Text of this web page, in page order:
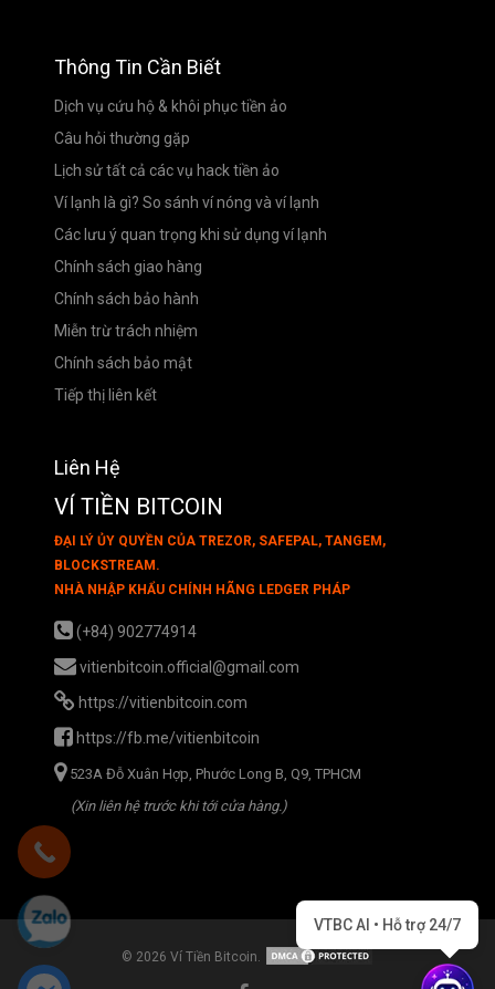
Thông Tin Cần Biết
Dịch vụ cứu hộ & khôi phục tiền ảo
Câu hỏi thường gặp
Lịch sử tất cả các vụ hack tiền ảo
Ví lạnh là gì? So sánh ví nóng và ví lạnh
Các lưu ý quan trọng khi sử dụng ví lạnh
Chính sách giao hàng
Chính sách bảo hành
Miễn trừ trách nhiệm
Chính sách bảo mật
Tiếp thị liên kết
Liên Hệ
VÍ TIỀN BITCOIN
ĐẠI LÝ ỦY QUYỀN CỦA TREZOR, SAFEPAL, TANGEM,
BLOCKSTREAM.
NHÀ NHẬP KHẨU CHÍNH HÃNG LEDGER PHÁP
(+84) 902774914
vitienbitcoin.official@gmail.com
https://vitienbitcoin.com
https://fb.me/vitienbitcoin
523A Đỗ Xuân Hợp, Phước Long B, Q9, TPHCM
(Xin liên hệ trước khi tới cửa hàng.)
© 2026 Ví Tiền Bitcoin.
VTBC AI • Hỗ trợ 24/7